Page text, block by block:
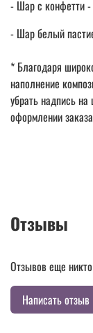
- Шар с конфетти
- Шар белый
* Благодаря
наполнение
убрать надпись
оформлении
Отзывы
Отзывов еще
Написать отзыв